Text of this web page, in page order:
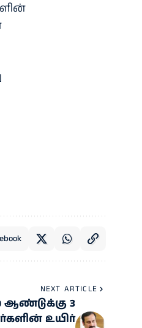
NEXT ARTICLE
ஆண்டுக்கு 3
உயிர்